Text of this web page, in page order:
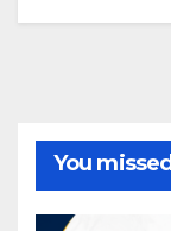
You missed